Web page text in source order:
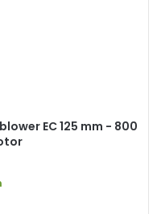
EC 125 mm - 800